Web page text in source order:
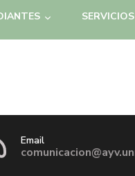
Email